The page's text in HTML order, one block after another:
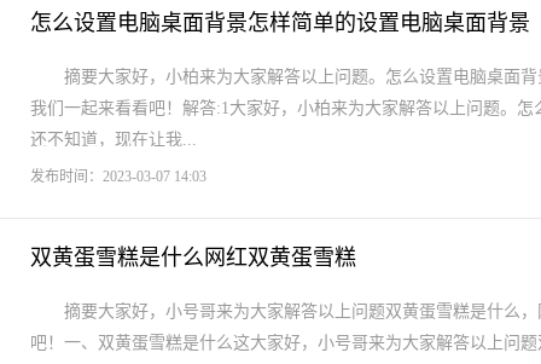
怎么设置电脑桌面背景怎样简单的设置电脑桌面背景
摘要大家好，小柏来为大家解答以上问题。怎么设置电脑桌面
我们一起来看看吧！解答:1大家好，小柏来为大家解答以上问题。
还不知道，现在让我...
发布时间：2023-03-07 14:03
双黄蛋雪糕是什么网红双黄蛋雪糕
摘要大家好，小号哥来为大家解答以上问题双黄蛋雪糕是什么
吧！一、双黄蛋雪糕是什么这大家好，小号哥来为大家解答以上问